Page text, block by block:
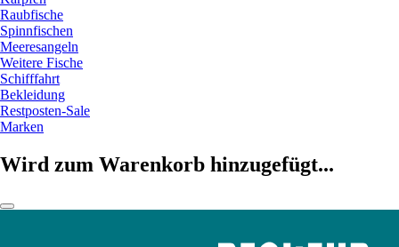
Raubfische
Spinnfischen
Meeresangeln
Weitere Fische
Schifffahrt
Bekleidung
Restposten-Sale
Marken
Wird zum Warenkorb hinzugefügt...